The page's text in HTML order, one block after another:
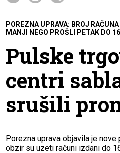
POREZNA UPRAVA: BROJ
MANJI NEGO PROŠLI PETAK DO
Pulske
centri
srušili
Porezna uprava objavila je
obzir su uzeti računi izdani do